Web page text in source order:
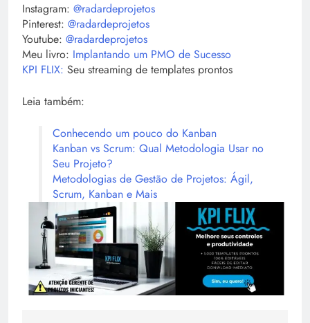
Instagram: @radardeprojetos
Pinterest: @radardeprojetos
Youtube: @radardeprojetos
Meu livro: Implantando um PMO de Sucesso
KPI FLIX: Seu streaming de templates prontos
Leia também:
Conhecendo um pouco do Kanban
Kanban vs Scrum: Qual Metodologia Usar no
Seu Projeto?
Metodologias de Gestão de Projetos: Ágil,
Scrum, Kanban e Mais